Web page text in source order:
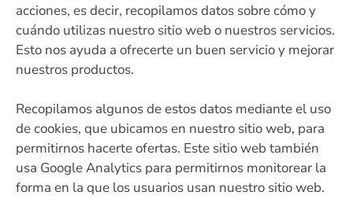
acciones, es decir, recopilamos datos sobre cómo y
cuándo utilizas nuestro sitio web o nuestros servicios.
Esto nos ayuda a ofrecerte un buen servicio y mejorar
nuestros productos.
Recopilamos algunos de estos datos mediante el uso
de cookies, que ubicamos en nuestro sitio web, para
permitirnos hacerte ofertas. Este sitio web también
usa Google Analytics para permitirnos monitorear la
forma en la que los usuarios usan nuestro sitio web.